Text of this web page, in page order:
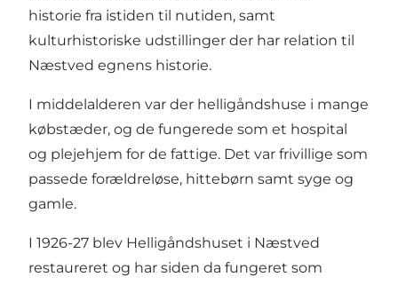
historie fra istiden til nutiden, samt
kulturhistoriske udstillinger der har relation til
Næstved egnens historie.
I middelalderen var der helligåndshuse i mange
købstæder, og de fungerede som et hospital
og plejehjem for de fattige. Det var frivillige som
passede forældreløse, hittebørn samt syge og
gamle.
I 1926-27 blev Helligåndshuset i Næstved
restaureret og har siden da fungeret som